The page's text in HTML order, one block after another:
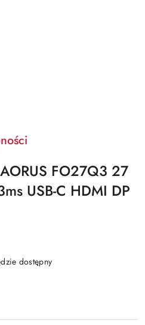
FO27Q3 27
USB-C HDMI DP
dostępny